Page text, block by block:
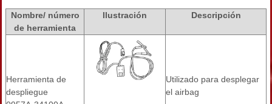
Nombre/ número
de herramienta
Ilustración Descripción
Herramienta de
despliegue
Utilizado para desplegar
el airbag